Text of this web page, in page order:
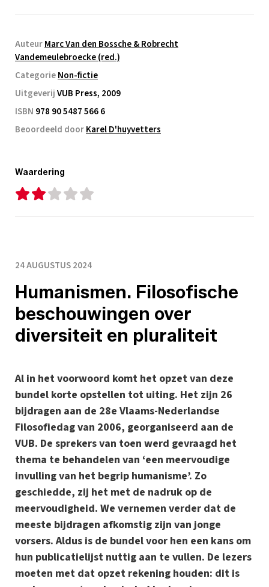
AuteurMarc Van den Bossche & Robrecht
Vandemeulebroecke (red.)
CategorieNon-fictie
UitgeverijVUB Press, 2009
ISBN 978 90 5487 566 6
Beoordeeld doorKarel D'huyvetters
Waardering
24 AUGUSTUS 2024
Humanismen. Filosofische
beschouwingen over
diversiteit en pluraliteit
Al in het voorwoord komt het opzet van deze
bundel korte opstellen tot uiting. Het zijn 26
bijdragen aan de 28e Vlaams-Nederlandse
Filosofiedag van 2006, georganiseerd aan de
VUB. De sprekers van toen werd gevraagd het
thema te behandelen van ‘een meervoudige
invulling van het begrip humanisme’. Zo
geschiedde, zij het met de nadruk op de
meervoudigheid. We vernemen verder dat de
meeste bijdragen afkomstig zijn van jonge
vorsers. Aldus is de bundel voor hen een kans om
hun publicatielijst nuttig aan te vullen. De lezers
moeten met dat opzet rekening houden: dit is